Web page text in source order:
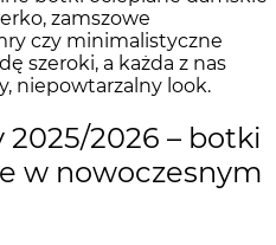
zamszowe
czy minimalistyczne
szeroki, a każda z nas
niepowtarzalny look.
2026 – botki
w nowoczesnym